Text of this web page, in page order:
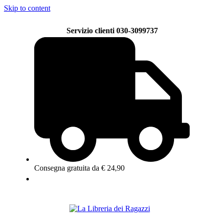
Skip to content
Servizio clienti 030-3099737
Consegna gratuita da € 24,90